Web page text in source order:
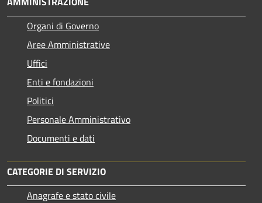
Organi di Governo
Aree Amministrative
Uffici
Enti e fondazioni
Politici
Personale Amministrativo
Documenti e dati
CATEGORIE DI SERVIZIO
Anagrafe e stato civile